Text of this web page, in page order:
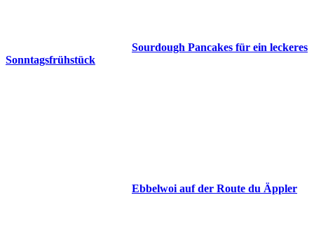
Sourdough Pancakes für ein leckeres
Sonntagsfrühstück
Ebbelwoi auf der Route du Äppler